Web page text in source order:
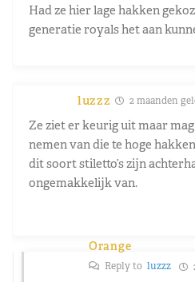
Had ze hier lage hakken
generatie royals het aan
luzzz 2 maanden
Ze ziet er keurig uit maar
nemen van die te hoge
dit soort stiletto’s zijn
ongemakkelijk van.
Orange
Reply to luzzz